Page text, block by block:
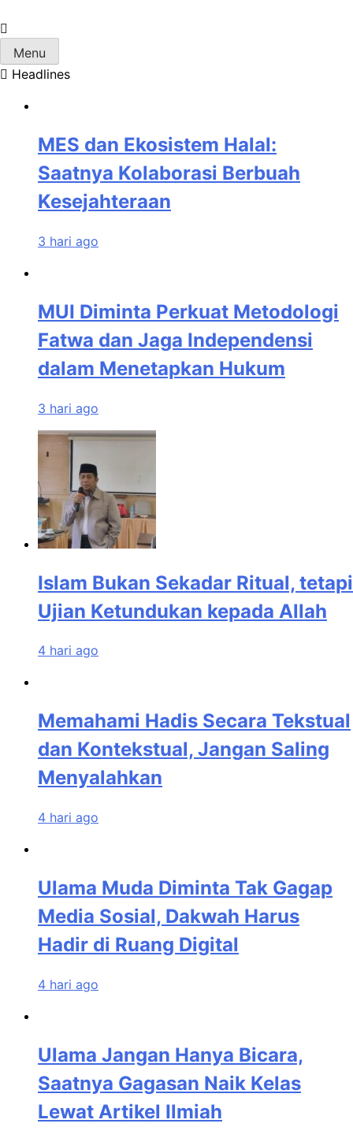
to
content
MUI Sulawesi Selatan
Khadimul Ummah wa Shadiqul Hukuuma
Menu
Headlines
MES dan Ekosistem Halal:
Saatnya Kolaborasi Berbuah
Kesejahteraan
3 hari ago
MUI Diminta Perkuat Metodologi
Fatwa dan Jaga Independensi
dalam Menetapkan Hukum
3 hari ago
Islam Bukan Sekadar Ritual, tetapi
Ujian Ketundukan kepada Allah
4 hari ago
Memahami Hadis Secara Tekstual
dan Kontekstual, Jangan Saling
Menyalahkan
4 hari ago
Ulama Muda Diminta Tak Gagap
Media Sosial, Dakwah Harus
Hadir di Ruang Digital
4 hari ago
Ulama Jangan Hanya Bicara,
Saatnya Gagasan Naik Kelas
Lewat Artikel Ilmiah